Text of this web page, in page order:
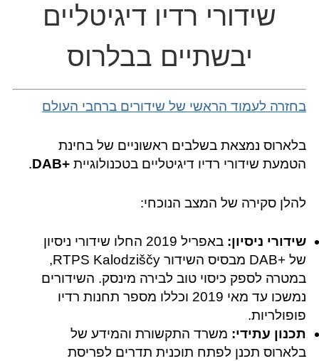
שידורי רדיו דיגיטליים
יבשתיים בבלרוס
בחזרה לעמוד הראשי של שידורים ברחבי העולם
בלארוס נמצאת בשלבים ראשוניים של בחינת
הטמעת שידורי רדיו דיגיטליים בטכנולוגיית +DAB
.
להלן סקירה של המצב הנוכחי:
שידורי ניסיון:
באפריל 2019 החלו שידורי ניסיון
של +DAB מבסיס השידור RTPS Kalodziščy,
במטרה לספק כיסוי טוב לבירה מינסק. השידורים
נמשכו עד מאי 2019 וכללו מספר תחנות רדיו
פופולריות.
תכנון עתידי: משרד התקשורת והמידע של
בלארוס תכנן לפתח תוכנית תדרים לפריסת